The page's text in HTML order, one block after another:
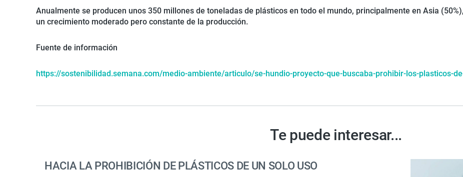
Anualmente se producen unos 350 millones de toneladas de plásticos en todo el mundo, principalmente en Asia
un crecimiento moderado pero constante de la producción.
Fuente de información
https://sostenibilidad.semana.com/medio-ambiente/articulo/se-hundio-proyecto-que-buscaba-prohibir-los-plasticos-
Te puede interesar...
HACIA LA PROHIBICIÓN DE PLÁSTICOS DE UN SOLO USO